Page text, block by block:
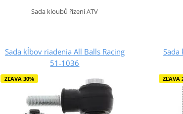
Sada kloubů řízení ATV
Sada kĺbov riadenia All Balls Racing
51-1036
ZĽAVA 30%
Sada
ZĽAVA